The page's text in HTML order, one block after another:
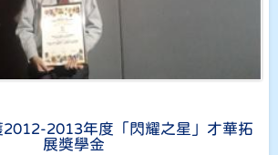
2012-2013年度「閃耀之星」才華拓
展獎學金